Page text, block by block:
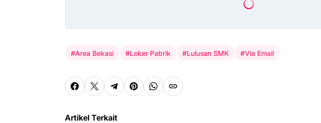
#Area Bekasi #Loker Pabrik #Lulusan SMK #Via Email
Artikel Terkait